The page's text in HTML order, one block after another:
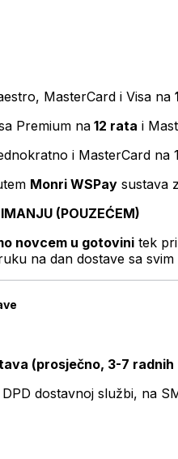
MasterCard i Visa na
Premium na 12 rata i
i MasterCard na
Monri WSPay sustava
(POUZEĆEM)
novcem u gotovini tek
na dan dostave sa svim
(prosječno, 3-7 radnih
dostavnoj službi, na